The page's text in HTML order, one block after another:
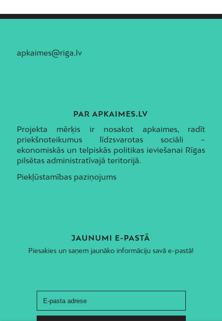
apkaimes@riga.lv
PAR APKAIMES.LV
Projekta mērķis ir nosakot apkaimes, radīt
priekšnoteikumus līdzsvarotas sociāli –
ekonomiskās un telpiskās politikas ieviešanai Rīgas
pilsētas administratīvajā teritorijā.
Piekļūstamības paziņojums
JAUNUMI E-PASTĀ
Piesakies un saņem jaunāko informāciju savā e-pastā!